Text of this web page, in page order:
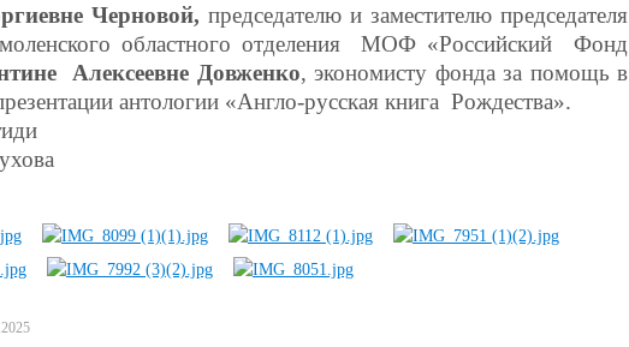
Черновой, председателю и заместителю председателя
областного отделения МОФ «Российский Фонд
Алексеевне Довженко, экономисту фонда за помощь в
антологии «Англо-русская книга Рождества».